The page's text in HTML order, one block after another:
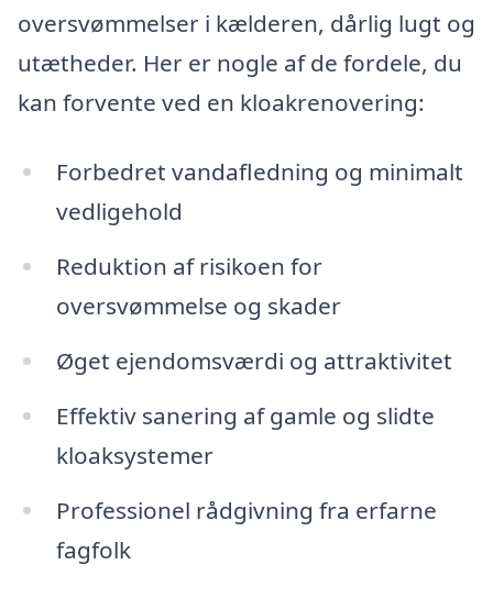
oversvømmelser i kælderen, dårlig lugt og
utætheder. Her er nogle af de fordele, du
kan forvente ved en kloakrenovering:
Forbedret vandafledning og minimalt
vedligehold
Reduktion af risikoen for
oversvømmelse og skader
Øget ejendomsværdi og attraktivitet
Effektiv sanering af gamle og slidte
kloaksystemer
Professionel rådgivning fra erfarne
fagfolk